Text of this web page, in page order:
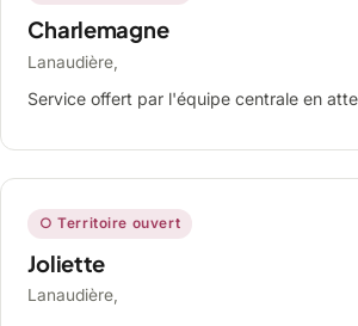
Charlemagne
Lanaudière,
Service offert par l'équipe centrale en
○ Territoire ouvert
Joliette
Lanaudière,